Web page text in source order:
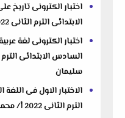
اختبار الكترونى
الابتدائى الترم الثانى 2022 م
اختبار الكترونى لغة
سليمان
الاختبار الاول فى
الترم الثانى 2022 أ/ محمد الفيومى